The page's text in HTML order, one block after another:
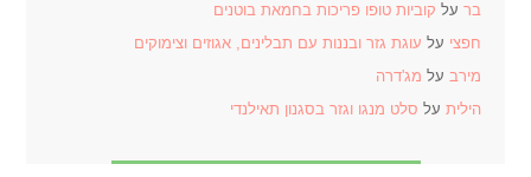
בר על קוביות טופו פריכות בחמאת בוטנים
חפצי על עוגת גזר ובננות עם תבלינים, אגוזים וצימוקים
מירב על מג'דרה
הילית על סלט מנגו וגזר בסגנון תאילנדי